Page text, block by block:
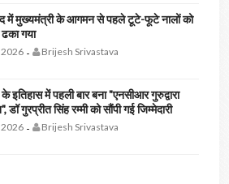
में मुख्यमंत्री के आगमन से पहले टूटे-फूटे नालों को
गया
- Brijesh Srivastava
इतिहास में पहली बार बना "एनसीआर गुरुद्वारा
गुरप्रीत सिंह रम्मी को सौंपी गई जिम्मेदारी
- Brijesh Srivastava